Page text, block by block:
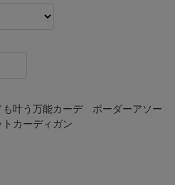
も叶う万能カーデ ボーダーアソー
トカーディガン